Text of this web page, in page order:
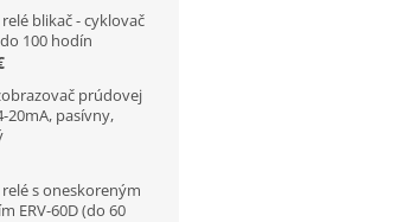
blikač - cyklovač
do 100 hodín
prúdovej
20mA, pasívny,
relé s oneskoreným
ERV-60D (do 60